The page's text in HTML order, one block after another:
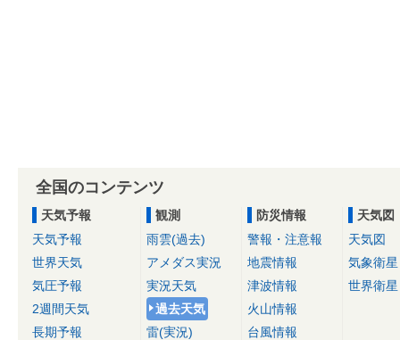
全国のコンテンツ
天気予報
天気予報
世界天気
気圧予報
2週間天気
長期予報
観測
雨雲(過去)
アメダス実況
実況天気
過去天気
雷(実況)
防災情報
警報・注意報
地震情報
津波情報
火山情報
台風情報
天気図
天気図
気象衛星
世界衛星